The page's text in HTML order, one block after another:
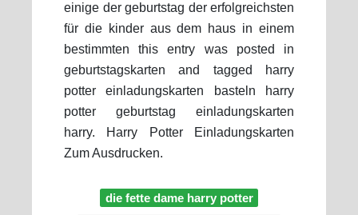
einige der geburtstag der erfolgreichsten
für die kinder aus dem haus in einem
bestimmten this entry was posted in
geburtstagskarten and tagged harry
potter einladungskarten basteln harry
potter geburtstag einladungskarten
harry. Harry Potter Einladungskarten
Zum Ausdrucken.
die fette dame harry potter